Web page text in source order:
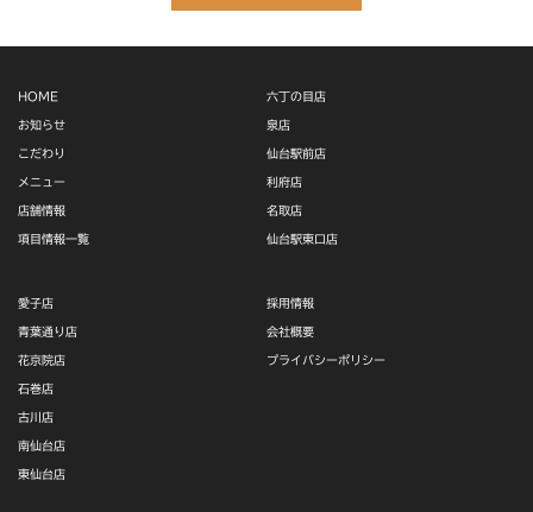
HOME
お知らせ
こだわり
メニュー
店舗情報
項目情報一覧
六丁の目店
泉店
仙台駅前店
利府店
名取店
仙台駅東口店
愛子店
青葉通り店
花京院店
石巻店
古川店
南仙台店
東仙台店
採用情報
会社概要
プライバシーポリシー